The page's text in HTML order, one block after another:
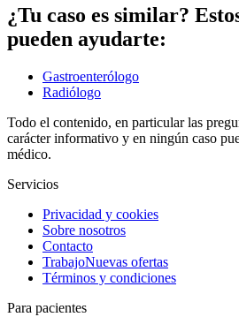
¿Tu caso es similar?
pueden ayudarte:
Gastroenterólogo
Radiólogo
Todo el contenido, en particular las
carácter informativo y en ningún caso
médico.
Servicios
Privacidad y cookies
Sobre nosotros
Contacto
TrabajoNuevas ofertas
Términos y condiciones
Para pacientes